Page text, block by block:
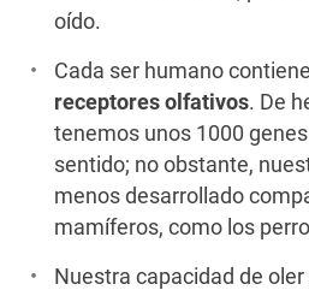
oído.
Cada ser humano contiene
receptores olfativos. De
tenemos unos 1000
sentido; no obstante,
menos desarrollado
mamíferos, como los
Nuestra capacidad de